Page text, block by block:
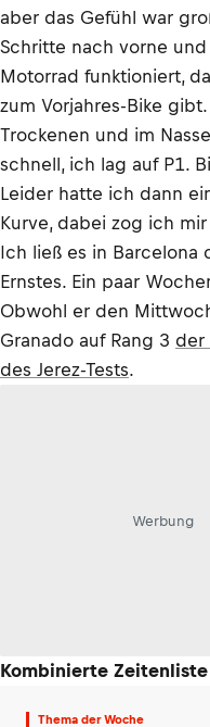
aber das Gefühl war
Schritte nach vorne
Motorrad funktioniert,
zum Vorjahres-Bike
Trockenen und im
schnell, ich lag auf P1.
Leider hatte ich dann
Kurve, dabei zog ich
Ich ließ es in Barcelona
Ernstes. Ein paar
Obwohl er den
Granado auf Rang 3 der
des Jerez-Tests.
Werbung
Kombinierte Zeitenliste
Thema der Woche